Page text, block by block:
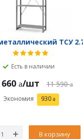
ТСУ
Есть в наличии
/шт 11 590
Экономия 930
В корзину